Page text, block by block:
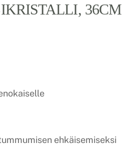
36CM
ehkäisemiseksi